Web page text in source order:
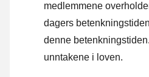
medlemmene
dagers
denne
unntakene i loven.